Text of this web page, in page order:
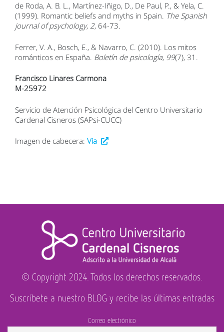
de Roda, A. B. L., Martínez-Iñigo, D., De Paul, P., & Yela, C.
(1999). Romantic beliefs and myths in Spain. The Spanish
journal of psychology, 2, 64-73.
Ferrer, V. A., Bosch, E., & Navarro, C. (2010). Los mitos
románticos en España. Boletín de psicología, 99(7), 31.
Francisco Linares Carmona
M-25972
Servicio de Atención Psicológica del Centro Universitario
Cardenal Cisneros (SAPsi-CUCC)
Imagen de cabecera: Via
© Copyright 2024. Todos los derechos reservados.
Suscríbete a nuestro BLOG y recibe las últimas entradas
Correo electrónico